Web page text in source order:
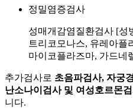
정밀염증검사
성매개감염질환검사 [성
트리코모나스, 유레아플
마이코플라즈마, 가드네
추가검사로 초음파검사, 자궁
난소나이검사 및 여성호르몬
니다.